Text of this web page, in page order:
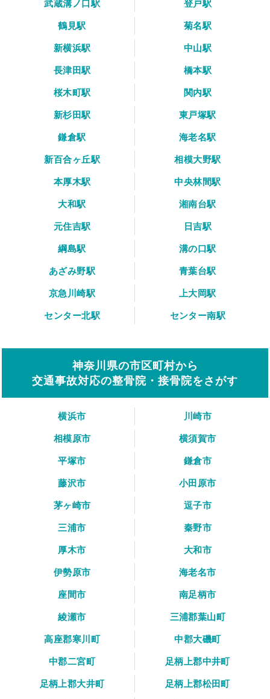
武蔵溝ノ口駅
登戸駅
鶴見駅
菊名駅
新横浜駅
中山駅
長津田駅
橋本駅
桜木町駅
関内駅
新杉田駅
東戸塚駅
鎌倉駅
海老名駅
新百合ヶ丘駅
相模大野駅
本厚木駅
中央林間駅
大和駅
湘南台駅
元住吉駅
日吉駅
綱島駅
溝の口駅
あざみ野駅
青葉台駅
京急川崎駅
上大岡駅
センター北駅
センター南駅
神奈川県の市区町村から
交通事故対応の整骨院・接骨院をさがす
横浜市
川崎市
相模原市
横須賀市
平塚市
鎌倉市
藤沢市
小田原市
茅ヶ崎市
逗子市
三浦市
秦野市
厚木市
大和市
伊勢原市
海老名市
座間市
南足柄市
綾瀬市
三浦郡葉山町
高座郡寒川町
中郡大磯町
中郡二宮町
足柄上郡中井町
足柄上郡大井町
足柄上郡松田町